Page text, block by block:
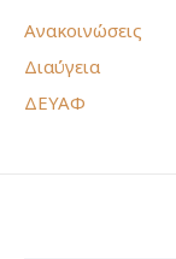
Ανακοινώσεις
Διαύγεια
ΔΕΥΑΦ